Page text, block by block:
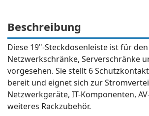
Beschreibung
Diese 19"-Steckdosenleiste ist für
Netzwerkschränke, Serverschränke
vorgesehen. Sie stellt 6
bereit und eignet sich zur
Netzwerkgeräte, IT-Komponenten,
weiteres Rackzubehör.